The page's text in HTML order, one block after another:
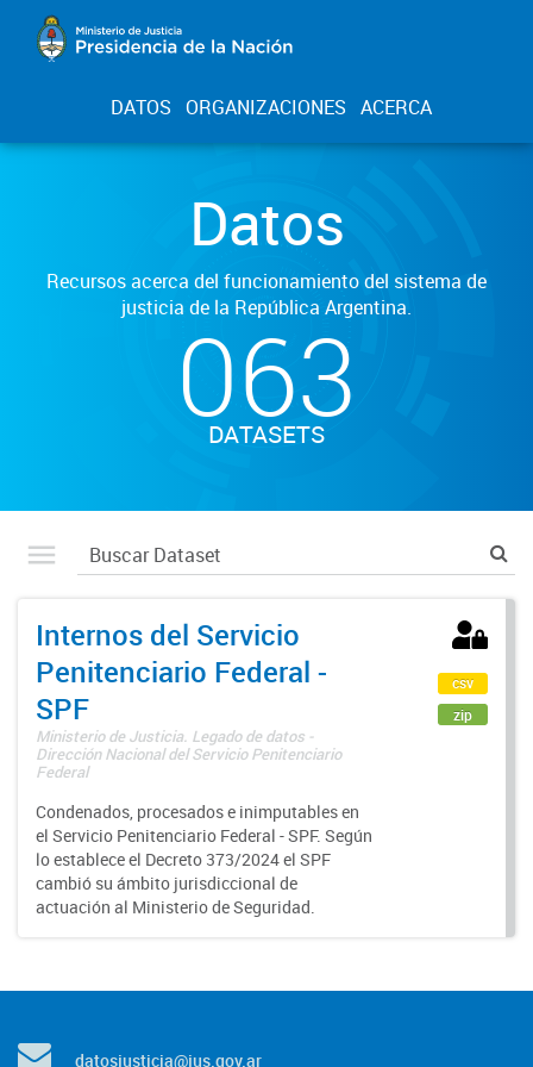
DATOS ORGANIZACIONES ACERCA
Datos
Recursos acerca del funcionamiento del sistema de
justicia de la República Argentina.
063
DATASETS
Internos del Servicio
Penitenciario Federal -
SPF
Ministerio de Justicia. Legado de datos -
Dirección Nacional del Servicio Penitenciario
Federal
Condenados, procesados e inimputables en
el Servicio Penitenciario Federal - SPF. Según
lo establece el Decreto 373/2024 el SPF
cambió su ámbito jurisdiccional de
actuación al Ministerio de Seguridad.
csv
zip
datosjusticia@jus.gov.ar